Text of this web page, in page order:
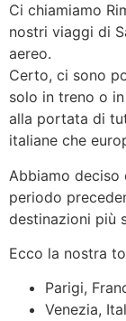
Ci chiamiamo
nostri viaggi di
aereo.
Certo, ci sono
solo in treno o
alla portata di
italiane che
Abbiamo
periodo
destinazioni più
Ecco la nostra
Parigi,
Venezia,